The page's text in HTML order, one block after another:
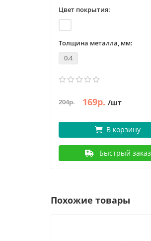
Цвет покрытия:
Толщина металла, мм:
0.4
204р. 169р. /шт
В корзину
Быстрый заказ
Похожие товары